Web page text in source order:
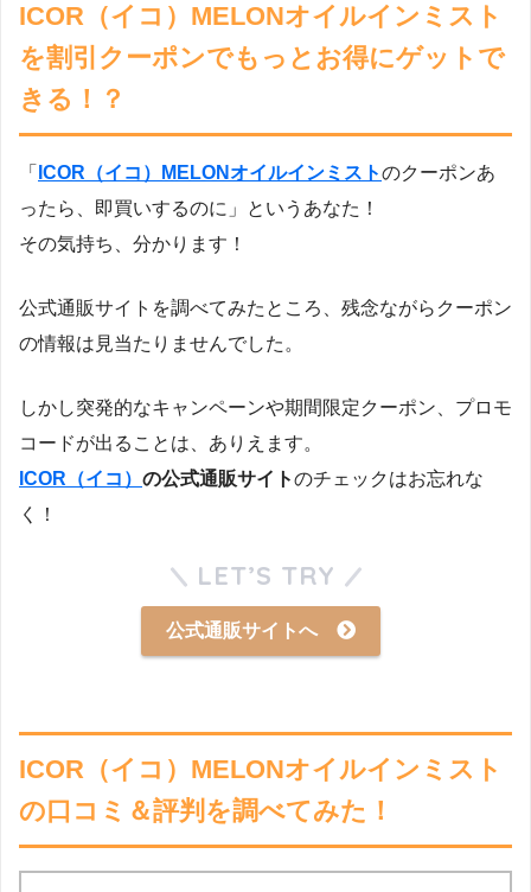
ICOR（イコ）MELONオイルインミスト
を割引クーポンでもっとお得にゲットで
きる！？
「 ICOR（イコ）MELONオイルインミストのクーポンあ
ったら、即買いするのに」というあなた！
その気持ち、分かります！
公式通販サイトを調べてみたところ、残念ながらクーポン
の情報は見当たりませんでした。
しかし突発的なキャンペーンや期間限定クーポン、プロモ
コードが出ることは、ありえます。
ICOR（イコ） の公式通販サイトのチェックはお忘れな
く！
LET’S TRY
公式通販サイトへ
ICOR（イコ）MELONオイルインミスト
の口コミ＆評判を調べてみた！